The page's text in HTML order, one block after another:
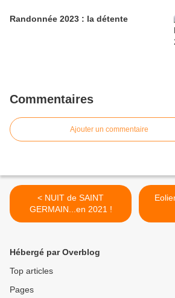
Randonnée 2023 : la détente
Commentaires
Ajouter un commentaire
< NUIT de SAINT
GERMAIN...en 2021 !
Hébergé par Overblog
Top articles
Pages